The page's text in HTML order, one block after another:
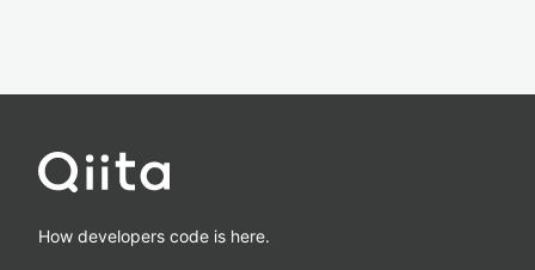
How developers code is here.